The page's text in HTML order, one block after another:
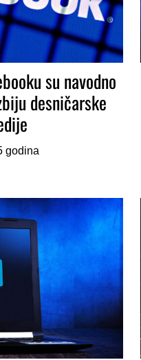
su navodno
desničarske
godina